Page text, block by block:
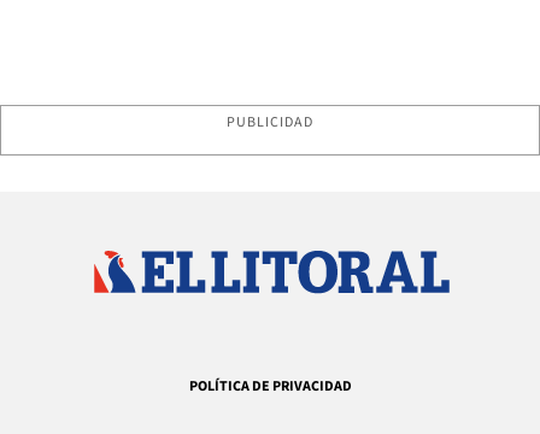
PUBLICIDAD
POLÍTICA DE PRIVACIDAD